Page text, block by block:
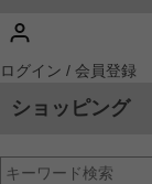
ログイン / 会員登録
ショッピング